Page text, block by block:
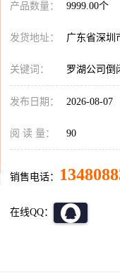
产品数量： 9999.00个
发货地址： 广东省深圳
关键词： 罗湖公司倒
发布日期： 2026-08-07
阅 读 量： 90
销售电话：
在线QQ：